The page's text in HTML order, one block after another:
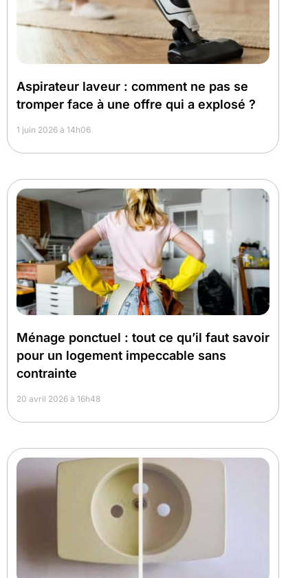
Aspirateur laveur : comment ne pas se
tromper face à une offre qui a explosé ?
1 juin 2026 à 14h06
Ménage ponctuel : tout ce qu’il faut savoir
pour un logement impeccable sans
contrainte
20 avril 2026 à 16h48